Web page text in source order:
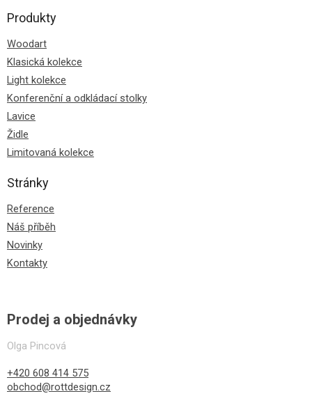
Produkty
Woodart
Klasická kolekce
Light kolekce
Konferenční a odkládací stolky
Lavice
Židle
Limitovaná kolekce
Stránky
Reference
Náš příběh
Novinky
Kontakty
Prodej a objednávky
Olga Pincová
+420 608 414 575
obchod@rottdesign.cz